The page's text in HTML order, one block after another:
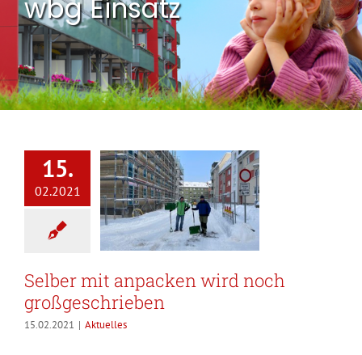
wbg Einsatz
15.
02.2021
Selber mit anpacken wird noch
großgeschrieben
15.02.2021 | Aktuelles